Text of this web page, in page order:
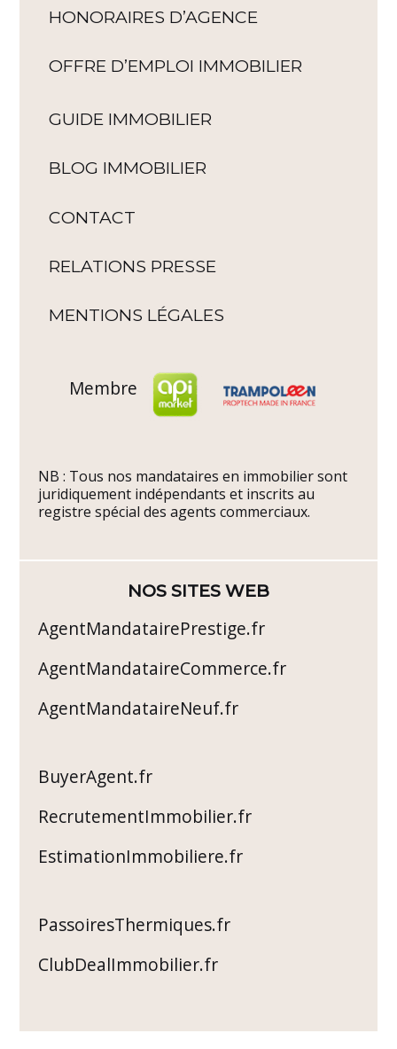
HONORAIRES D’AGENCE
OFFRE D’EMPLOI IMMOBILIER
GUIDE IMMOBILIER
BLOG IMMOBILIER
CONTACT
RELATIONS PRESSE
MENTIONS LÉGALES
Membre
NB : Tous nos mandataires en immobilier sont
juridiquement indépendants et inscrits au
registre spécial des agents commerciaux.
NOS SITES WEB
AgentMandatairePrestige.fr
AgentMandataireCommerce.fr
AgentMandataireNeuf.fr
BuyerAgent.fr
RecrutementImmobilier.fr
EstimationImmobiliere.fr
PassoiresThermiques.fr
ClubDealImmobilier.fr